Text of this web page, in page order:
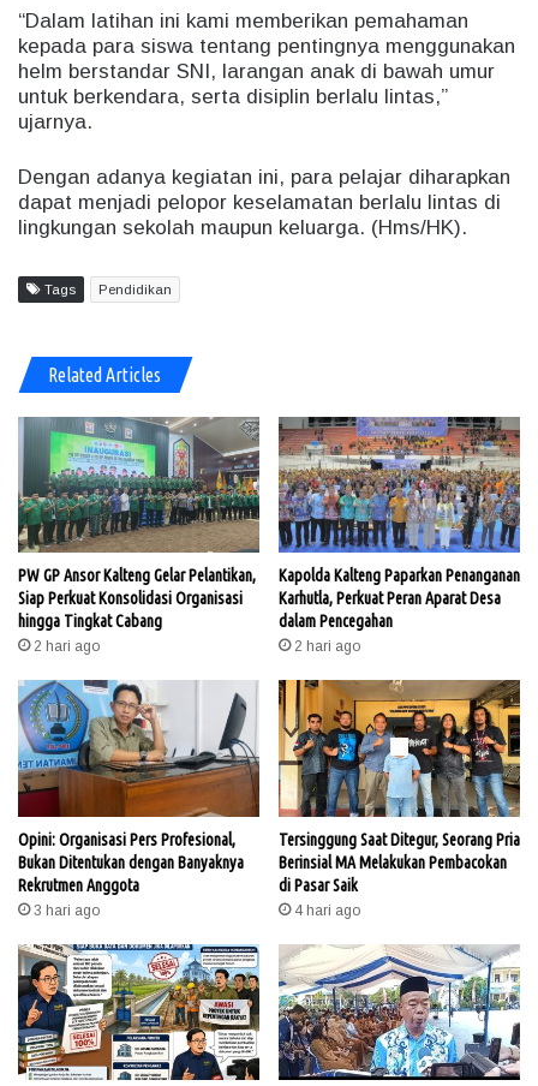
“Dalam latihan ini kami memberikan pemahaman
kepada para siswa tentang pentingnya menggunakan
helm berstandar SNI, larangan anak di bawah umur
untuk berkendara, serta disiplin berlalu lintas,”
ujarnya.
Dengan adanya kegiatan ini, para pelajar diharapkan
dapat menjadi pelopor keselamatan berlalu lintas di
lingkungan sekolah maupun keluarga. (Hms/HK).
Tags Pendidikan
Related Articles
PW GP Ansor Kalteng Gelar Pelantikan,
Siap Perkuat Konsolidasi Organisasi
hingga Tingkat Cabang
2 hari ago
Kapolda Kalteng Paparkan Penanganan
Karhutla, Perkuat Peran Aparat Desa
dalam Pencegahan
2 hari ago
Opini: Organisasi Pers Profesional,
Bukan Ditentukan dengan Banyaknya
Rekrutmen Anggota
3 hari ago
Tersinggung Saat Ditegur, Seorang Pria
Berinsial MA Melakukan Pembacokan
di Pasar Saik
4 hari ago